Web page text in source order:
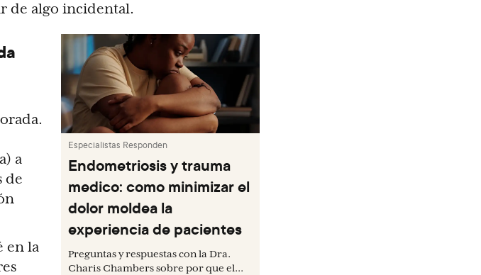
de algo incidental.
Especialistas Responden
Endometriosis y trauma
medico: como minimizar el
dolor moldea la
experiencia de pacientes
Preguntas y respuestas con la Dra.
Charis Chambers sobre por que el...
a
de
en la